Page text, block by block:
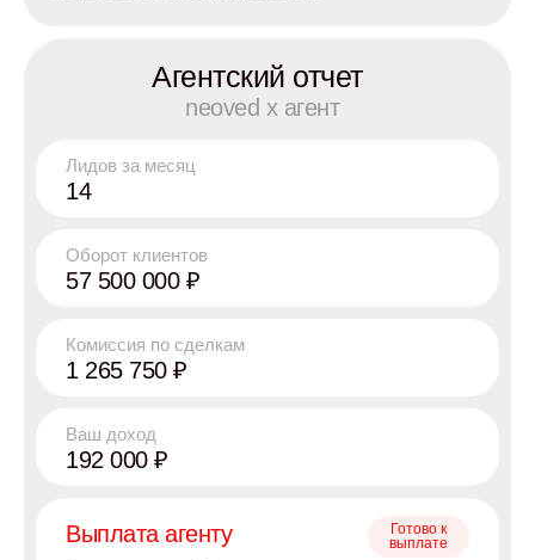
Агентский отчет
neoved x агент
Лидов за месяц
14
Оборот клиентов
57 500 000 ₽
Комиссия по сделкам
1 265 750 ₽
Ваш доход
192 000 ₽
Выплата агенту
Готово к
выплате